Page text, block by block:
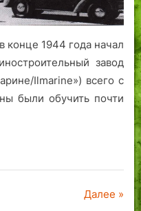
конце 1944 года начал
завод
Ilmarine») всего с
были обучить почти
Далее